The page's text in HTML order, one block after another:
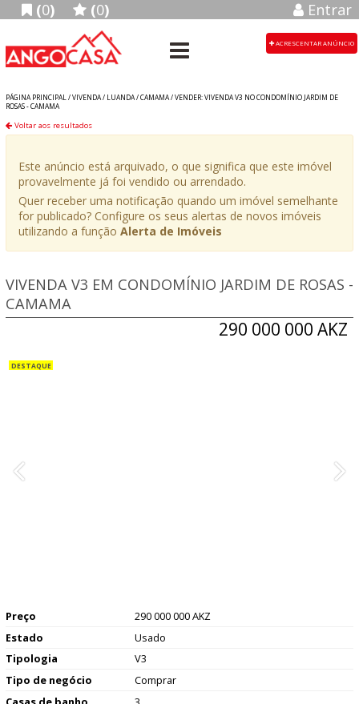
(0) (0) Entrar
ACRESCENTAR ANÚNCIO
PÁGINA PRINCIPAL /VIVENDA/ LUANDA/CAMAMA/VENDER: VIVENDA V3 NO CONDOMÍNIO JARDIM DE
ROSAS - CAMAMA
Voltar aos resultados
Este anúncio está arquivado, o que significa que este imóvel
provavelmente já foi vendido ou arrendado.
Quer receber uma notificação quando um imóvel semelhante
for publicado? Configure os seus alertas de novos imóveis
utilizando a função Alerta de Imóveis
290 000 000 AKZ
VIVENDA V3 EM CONDOMÍNIO JARDIM DE ROSAS -
CAMAMA
Preço
290 000 000 AKZ
Estado
Usado
Tipologia
V3
Tipo de negócio
Comprar